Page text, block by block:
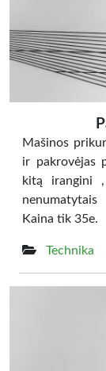
Mašinos
ir pakrovėjas
kitą irangini ,
Kaina tik 35e.
Technika